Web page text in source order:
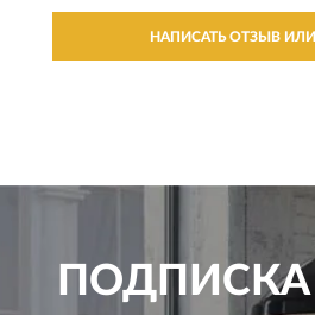
НАПИСАТЬ ОТЗЫВ
ПОДПИСКА